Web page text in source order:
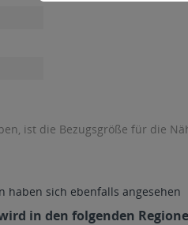
ist die Bezugsgröße für die
haben sich ebenfalls angesehen
in den folgenden